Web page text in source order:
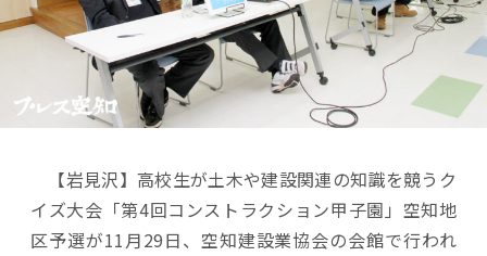
【岩見沢】高校生が土木や建設関連の知識を競うク
イズ大会「第4回コンストラクション甲子園」空知地
区予選が11月29日、空知建設業協会の会館で行われ